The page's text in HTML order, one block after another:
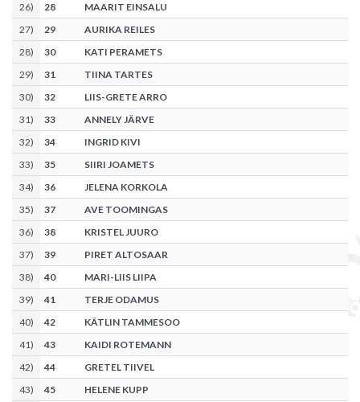
26) 28
MAARIT EINSALU
27) 29
AURIKA REILES
28) 30
KATI PERAMETS
29) 31
TIINA TARTES
30) 32
LIIS-GRETE ARRO
31) 33
ANNELY JÄRVE
32) 34
INGRID KIVI
33) 35
SIIRI JOAMETS
34) 36
JELENA KORKOLA
35) 37
AVE TOOMINGAS
36) 38
KRISTEL JUURO
37) 39
PIRET ALTOSAAR
38) 40
MARI-LIIS LIIPA
39) 41
TERJE ODAMUS
40) 42
KÄTLIN TAMMESOO
41) 43
KAIDI ROTEMANN
42) 44
GRETEL TIIVEL
43) 45
HELENE KUPP